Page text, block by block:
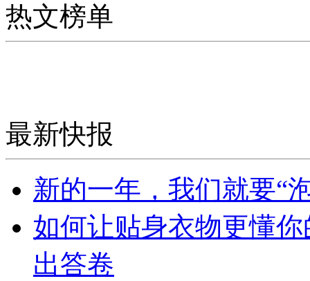
热文榜单
最新快报
新的一年，我们就要“
如何让贴身衣物更懂
出答卷